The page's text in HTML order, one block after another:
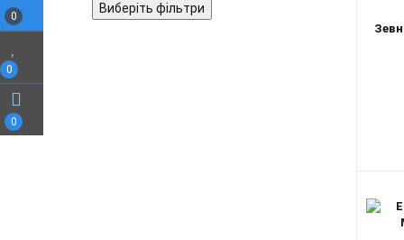
0
0
0
Виберіть фільтри